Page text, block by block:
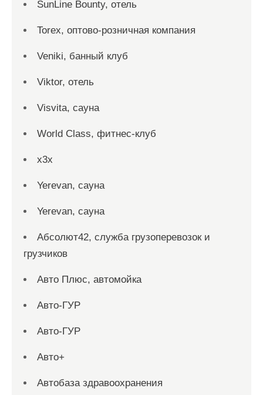
SunLine Bounty, отель
Torex, оптово-розничная компания
Veniki, банный клуб
Viktor, отель
Visvita, сауна
World Class, фитнес-клуб
x3x
Yerevan, сауна
Yerevan, сауна
Абсолют42, служба грузоперевозок и
грузчиков
Авто Плюс, автомойка
Авто-ГУР
Авто-ГУР
Авто+
Автобаза здравоохранения